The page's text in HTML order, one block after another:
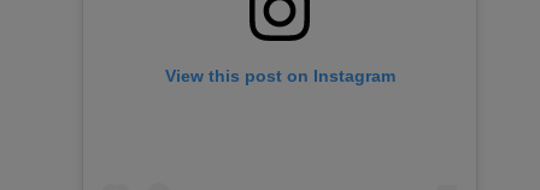
View this post on Instagram